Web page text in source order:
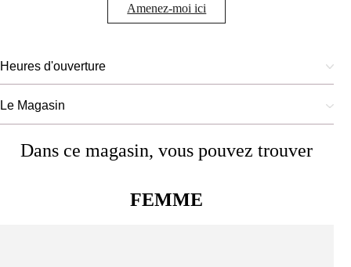
Amenez-moi ici
Heures d'ouverture
Le Magasin
Dans ce magasin, vous pouvez trouver
FEMME